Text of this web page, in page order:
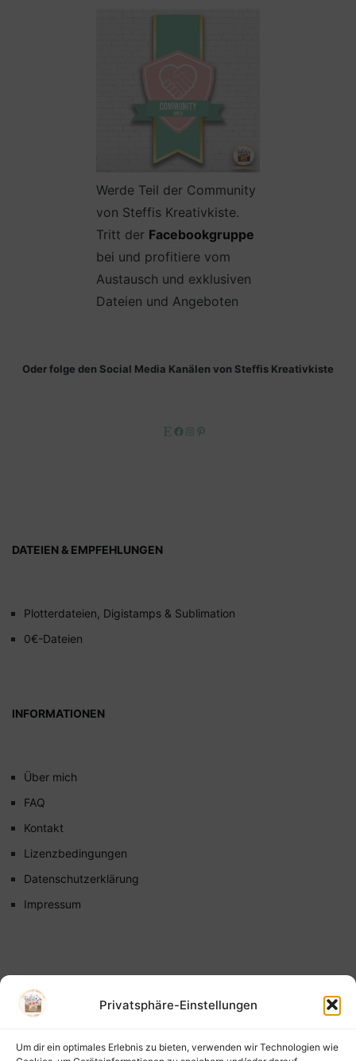
Privatsphäre-Einstellungen
Um dir ein optimales Erlebnis zu bieten, verwenden wir Technologien wie
Werde Teil der Community
von Steffis Kreativkiste.
Tritt der Facebookgruppe
bei und profitiere vom
Austausch und exklusiven
Dateien und Angeboten
Oder folge den Social Media Kanälen von Steffis Kreativkiste
EtsyFacebook
Instagram
DATEIEN & EMPFEHLUNGEN
Plotterdateien, Digistamps & Sublimation
0€-Dateien
INFORMATIONEN
Über mich
FAQ
Kontakt
Lizenzbedingungen
Datenschutzerklärung
Impressum